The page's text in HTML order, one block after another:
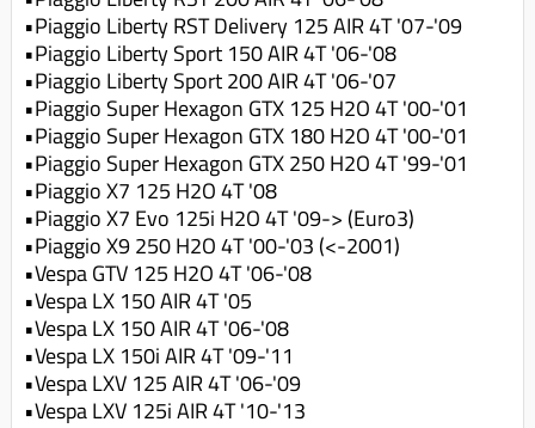
•Piaggio Liberty RST Delivery 125 AIR 4T '07-'09
•Piaggio Liberty Sport 150 AIR 4T '06-'08
•Piaggio Liberty Sport 200 AIR 4T '06-'07
•Piaggio Super Hexagon GTX 125 H2O 4T '00-'01
•Piaggio Super Hexagon GTX 180 H2O 4T '00-'01
•Piaggio Super Hexagon GTX 250 H2O 4T '99-'01
•Piaggio X7 125 H2O 4T '08
•Piaggio X7 Evo 125i H2O 4T '09-> (Euro3)
•Piaggio X9 250 H2O 4T '00-'03 (<-2001)
•Vespa GTV 125 H2O 4T '06-'08
•Vespa LX 150 AIR 4T '05
•Vespa LX 150 AIR 4T '06-'08
•Vespa LX 150i AIR 4T '09-'11
•Vespa LXV 125 AIR 4T '06-'09
•Vespa LXV 125i AIR 4T '10-'13